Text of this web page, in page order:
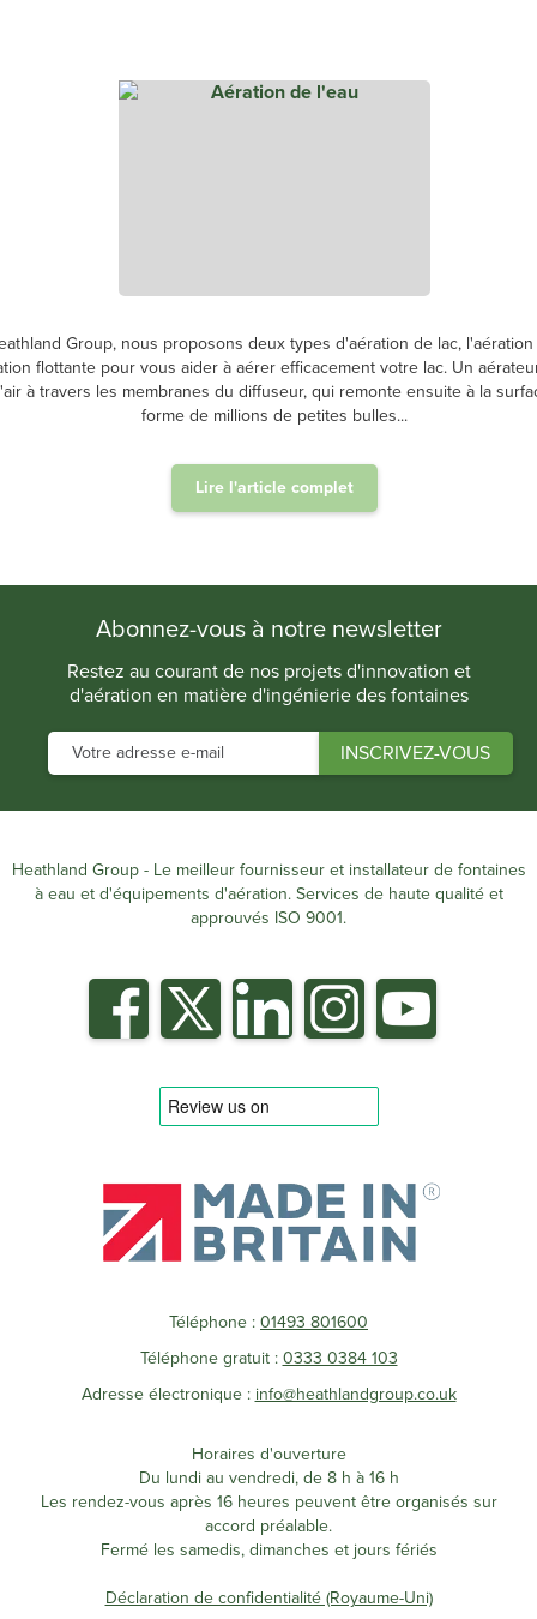
Group, nous proposons deux types d'aération de lac,
flottante pour vous aider à aérer efficacement votre lac. Un
à travers les membranes du diffuseur, qui remonte ensuite à la
forme de millions de petites bulles...
Lire l'article complet
Abonnez-vous à notre newsletter
Restez au courant de nos projets d'innovation et
d'aération en matière d'ingénierie des fontaines
Heathland Group - Le meilleur fournisseur et installateur de fontaines
à eau et d'équipements d'aération. Services de haute qualité et
approuvés ISO 9001.
Téléphone :01493 801600
Téléphone gratuit :0333 0384 103
Adresse électronique : info@heathlandgroup.co.uk
Horaires d'ouverture
Du lundi au vendredi, de 8 h à 16 h
Les rendez-vous après 16 heures peuvent être organisés sur
accord préalable.
Fermé les samedis, dimanches et jours fériés
Déclaration de confidentialité (Royaume-Uni)